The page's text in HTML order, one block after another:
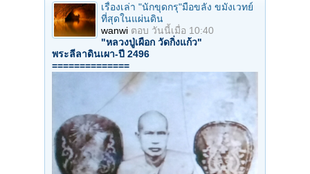
เรื่องเล่า "นักขุดกรุ"มือขลัง ขมังเวทย์
ที่สุดในแผ่นดิน
wanwi ตอบ วันนี้เมื่อ 10:40
"หลวงปู่เผือก วัดกิ่งแก้ว"
พระลีลาดินเผา-ปี 2496
==============